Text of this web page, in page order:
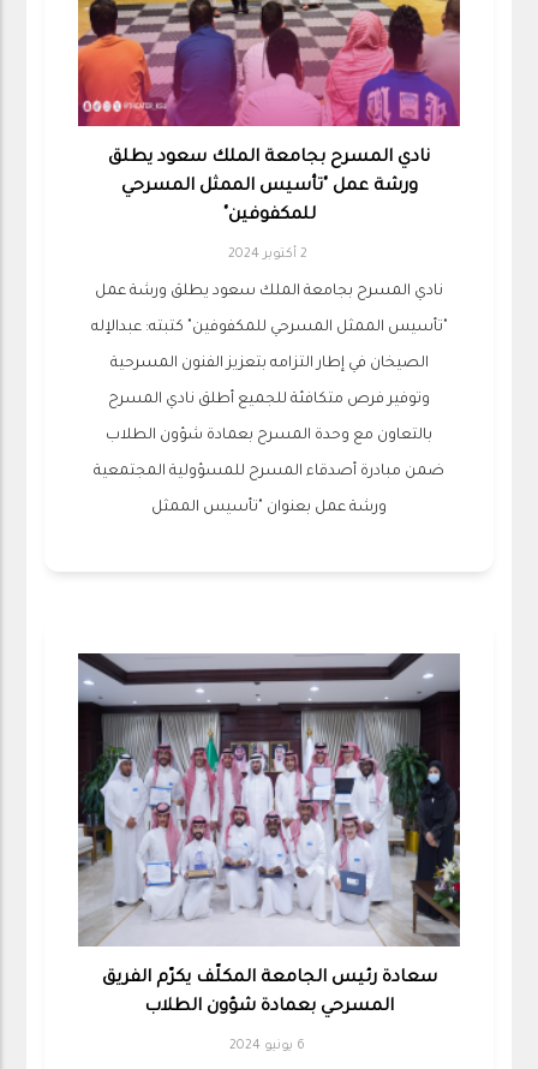
نادي المسرح بجامعة الملك سعود يطلق
ورشة عمل "تأسيس الممثل المسرحي
للمكفوفين"
2 أكتوبر 2024
نادي المسرح بجامعة الملك سعود يطلق ورشة عمل
"تأسيس الممثل المسرحي للمكفوفين" كتبته: عبدالإله
الصيخان في إطار التزامه بتعزيز الفنون المسرحية
وتوفير فرص متكافئة للجميع أطلق نادي المسرح
بالتعاون مع وحدة المسرح بعمادة شؤون الطلاب
ضمن مبادرة أصدقاء المسرح للمسؤولية المجتمعية
ورشة عمل بعنوان "تأسيس الممثل
سعادة رئيس الجامعة المكلّف يكرّم الفريق
المسرحي بعمادة شؤون الطلاب
6 يونيو 2024